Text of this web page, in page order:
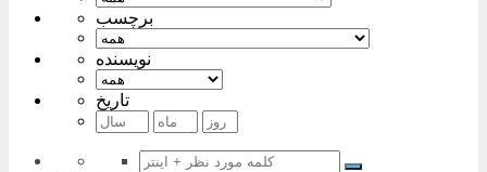
برچسب
نویسنده
تاریخ